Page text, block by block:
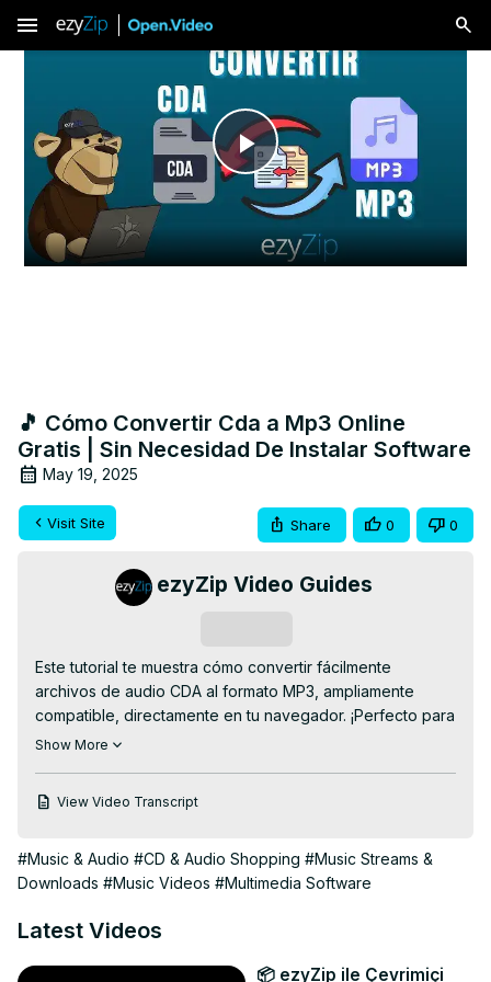
menu
Play
Video
🎵 Cómo Convertir Cda a Mp3 Online
Gratis | Sin Necesidad De Instalar Software
May 19, 2025
Visit Site Share 0 0
ezyZip Video Guides
Este tutorial te muestra cómo convertir fácilmente
archivos de audio CDA al formato MP3, ampliamente
compatible, directamente en tu navegador. ¡Perfecto para
amantes de la música, podcasters y cualquiera que
https://www.ezyzip.com/convertir-cda-a-mp3.html
1️⃣ Sube tu archivo CDA: haz clic en "Seleccionar archivo
CDA para convertir" o simplemente arrástralo y suéltalo.
complete la conversión.
Show More
View Video Transcript
#Music & Audio #CD & Audio Shopping #Music Streams &
Downloads #Music Videos #Multimedia Software
Latest Videos
📦 ezyZip ile Çevrimiçi